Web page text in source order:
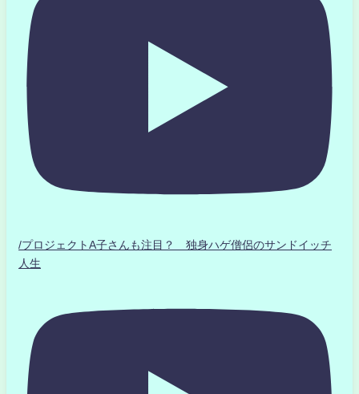
/プロジェクトA子さんも注目？ 独身ハゲ僧侶のサンドイッチ
人生